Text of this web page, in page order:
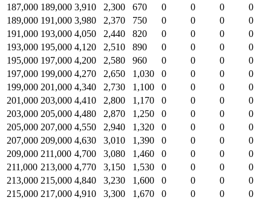
187,000 189,000 3,910 2,300 670 0 0 0
0
189,000 191,000 3,980 2,370 750 0 0 0
0
191,000 193,000 4,050 2,440 820 0 0 0
0
193,000 195,000 4,120 2,510 890 0 0 0
0
195,000 197,000 4,200 2,580 960 0 0 0
0
197,000 199,000 4,270 2,650 1,030 0 0 0
0
199,000 201,000 4,340 2,730 1,100 0 0 0
0
201,000 203,000 4,410 2,800 1,170 0 0 0
0
203,000 205,000 4,480 2,870 1,250 0 0 0
0
205,000 207,000 4,550 2,940 1,320 0 0 0
0
207,000 209,000 4,630 3,010 1,390 0 0 0
0
209,000 211,000 4,700 3,080 1,460 0 0 0
0
211,000 213,000 4,770 3,150 1,530 0 0 0
0
213,000 215,000 4,840 3,230 1,600 0 0 0
0
215,000 217,000 4,910 3,300 1,670 0 0 0
0